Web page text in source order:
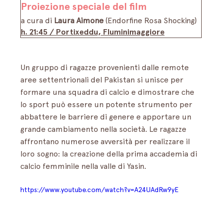
Proiezione speciale del film
a cura di Laura Aimone (Endorfine Rosa Shocking)
h. 21:45 / Portixeddu, Fluminimaggiore
Un gruppo di ragazze provenienti dalle remote
aree settentrionali del Pakistan si unisce per
formare una squadra di calcio e dimostrare che
lo sport può essere un potente strumento per
abbattere le barriere di genere e apportare un
grande cambiamento nella società. Le ragazze
affrontano numerose avversità per realizzare il
loro sogno: la creazione della prima accademia di
calcio femminile nella valle di Yasin.
https://www.youtube.com/watch?v=A24UAdRw9yE